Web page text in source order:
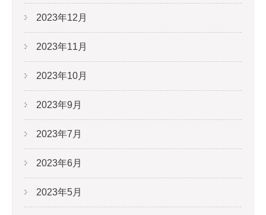
2023年12月
2023年11月
2023年10月
2023年9月
2023年7月
2023年6月
2023年5月